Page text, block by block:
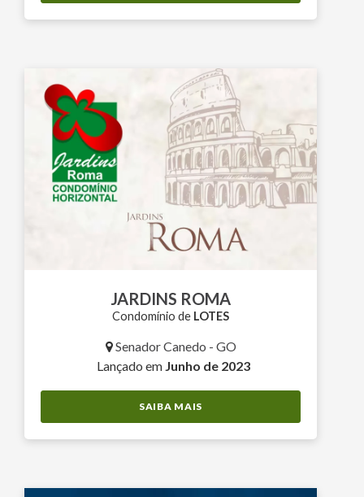
JARDINS ROMA
Condomínio de LOTES
Senador Canedo - GO
Lançado em Junho de 2023
SAIBA MAIS